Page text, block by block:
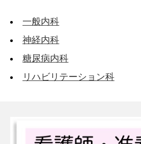
一般内科
神経内科
糖尿病内科
リハビリテーション科